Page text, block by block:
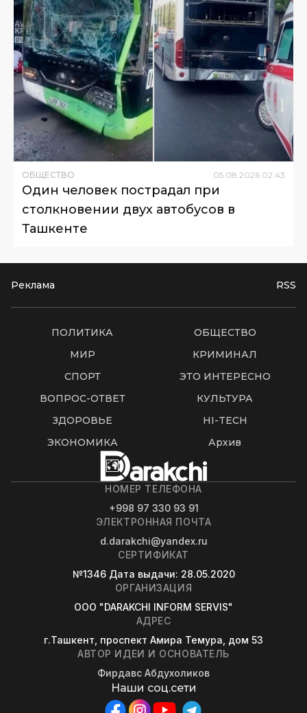
ОБЩЕСТВО 05 08 2026 02:43
Один человек пострадал при
столкновении двух автобусов в
Ташкенте
Реклама RSS
ПОЛИТИКА
ОБЩЕСТВО
МИР
КРИМИНАЛ
СПОРТ
ЭТО ИНТЕРЕСНО
ВОПРОС-ОТВЕТ
КУЛЬТУРА
ЗДОРОВЬЕ
HI-TECH
ЭКОНОМИКА
Архив
НОМЕР ТЕЛЕФОНА
+998 97 330 93 91
ЭЛЕКТРОННАЯ ПОЧТА
d.darakchi@yandex.ru
СЕРТИФИКАТ
№1346 Дата выдачи: 28.05.2020
ОРГАНИЗАЦИЯ
OOO "DARAKCHI INFORM SERVIS"
АДРЕС
г.Ташкент, проспект Амира Темура, дом 53
АВТОР ИДЕИ И ОСНОВАТЕЛЬ
Фирдавс Абдухоликов
Наши соц.сети